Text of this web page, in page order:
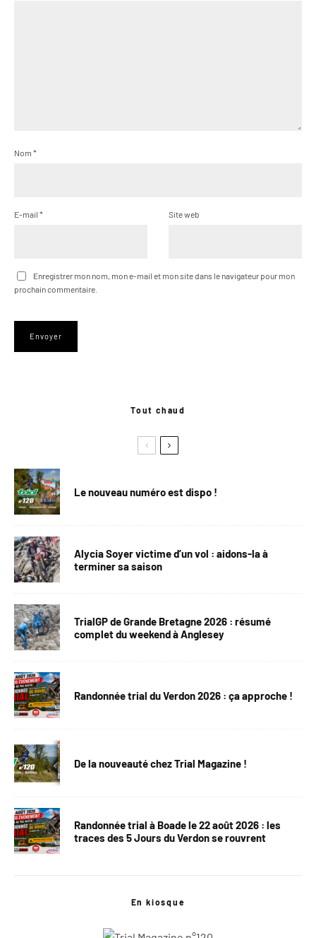
Nom *
E-mail * Site web
Enregistrer mon nom, mon e-mail et mon site dans le navigateur pour mon
prochain commentaire.
Tout chaud
Le nouveau numéro est dispo !
Alycia Soyer victime d’un vol : aidons-la à
terminer sa saison
TrialGP de Grande Bretagne 2026 : résumé
complet du weekend à Anglesey
Randonnée trial du Verdon 2026 : ça approche !
De la nouveauté chez Trial Magazine !
Randonnée trial à Boade le 22 août 2026 : les
traces des 5 Jours du Verdon se rouvrent
En kiosque